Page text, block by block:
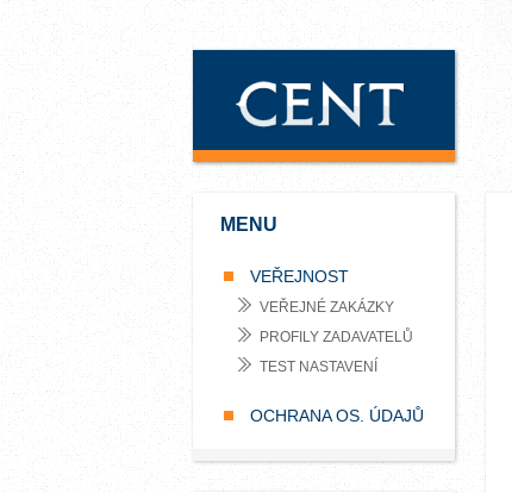
MENU
VEŘEJNOST
VEŘEJNÉ ZAKÁZKY
PROFILY ZADAVATELŮ
TEST NASTAVENÍ
OCHRANA OS. ÚDAJŮ